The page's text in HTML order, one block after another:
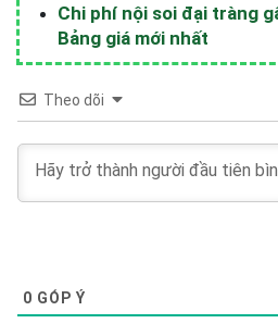
Chi phí nội soi đại tràng
Bảng giá mới nhất
Theo dõi
0 GÓP Ý